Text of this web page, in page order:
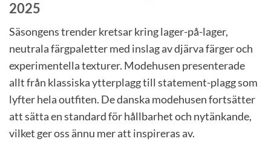
2025
Säsongens trender kretsar kring lager-på-lager,
neutrala färgpaletter med inslag av djärva färger och
experimentella texturer. Modehusen presenterade
allt från klassiska ytterplagg till statement-plagg som
lyfter hela outfiten. De danska modehusen fortsätter
att sätta en standard för hållbarhet och nytänkande,
vilket ger oss ännu mer att inspireras av.